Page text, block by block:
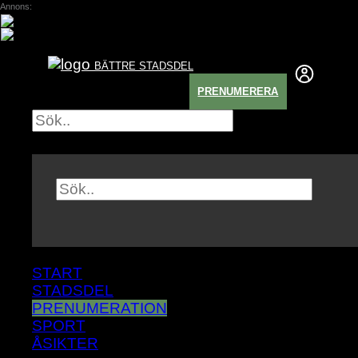
Annons:
BÄTTRE STADSDEL
PRENUMERERA
START
STADSDEL
PRENUMERATION
SPORT
ÅSIKTER